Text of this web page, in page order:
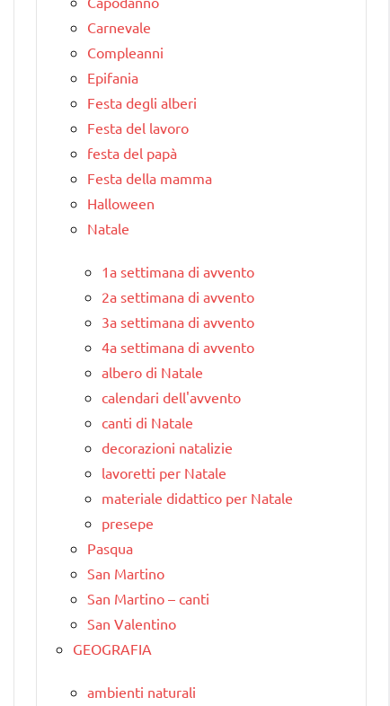
Carnevale
Compleanni
Epifania
Festa degli alberi
Festa del lavoro
festa del papà
Festa della mamma
Halloween
Natale
1a settimana di avvento
2a settimana di avvento
3a settimana di avvento
4a settimana di avvento
albero di Natale
calendari dell'avvento
canti di Natale
decorazioni natalizie
lavoretti per Natale
materiale didattico per Natale
presepe
Pasqua
San Martino
San Martino – canti
San Valentino
GEOGRAFIA
ambienti naturali